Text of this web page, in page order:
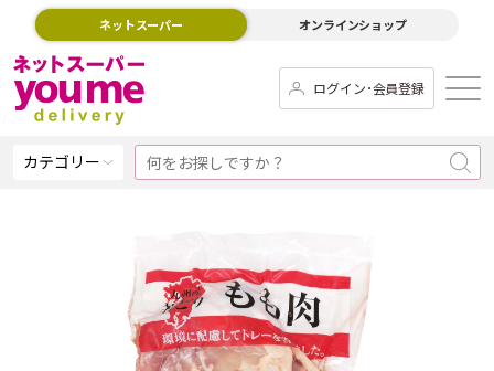
ネットスーパー オンラインショップ
ログイン･会員登録
カテゴリー